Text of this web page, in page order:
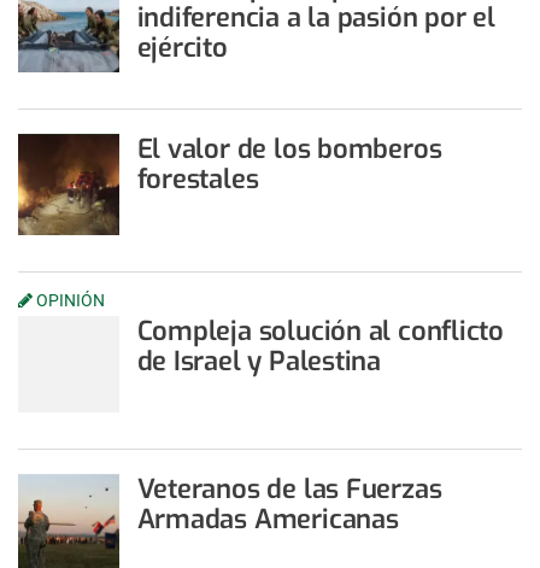
indiferencia a la pasión por el
ejército
El valor de los bomberos
forestales
OPINIÓN
Compleja solución al conflicto
de Israel y Palestina
Veteranos de las Fuerzas
Armadas Americanas